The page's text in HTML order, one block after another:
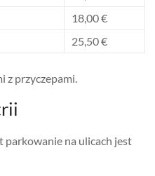
18,00 €
25,50 €
z przyczepami.
parkowanie na ulicach jest